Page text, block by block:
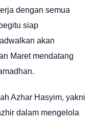
dengan semua
siap
akan
Maret mendatang
Azhar Hasyim, yakni
dalam mengelola